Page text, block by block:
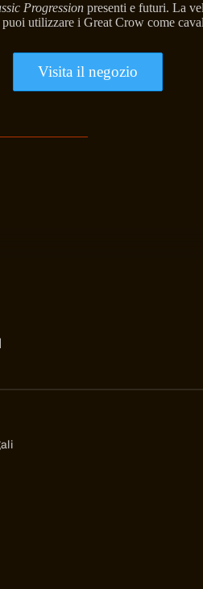
Progression presenti e futuri. La
utilizzare i Great Crow come
Visita il negozio